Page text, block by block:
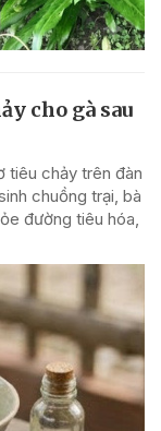
cho gà sau
tiêu chảy trên đàn
chuồng trại, bà
đường tiêu hóa,